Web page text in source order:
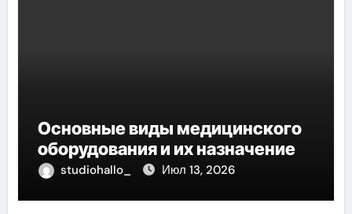
Основные виды медицинского
оборудования и их назначение
studiohallo_ Июл 13, 2026